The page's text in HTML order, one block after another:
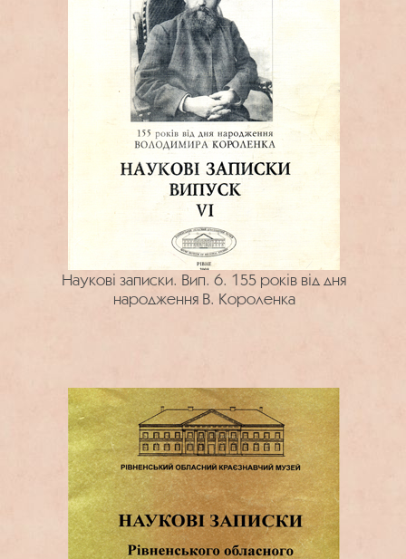
Наукові записки. Вип. 6. 155 років від дня
народження В. Короленка